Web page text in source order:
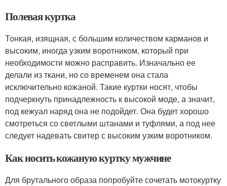
Полевая куртка
Тонкая, изящная, с большим количеством карманов и
высоким, иногда узким воротником, который при
необходимости можно расправить. Изначально ее
делали из ткани, но со временем она стала
исключительно кожаной. Такие куртки носят, чтобы
подчеркнуть принадлежность к высокой моде, а значит,
под кежуал наряд она не подойдет. Она будет хорошо
смотреться со светлыми штанами и туфлями, а под нее
следует надевать свитер с высоким узким воротником.
Как носить кожаную куртку мужчине
Для брутального образа попробуйте сочетать мотокуртку